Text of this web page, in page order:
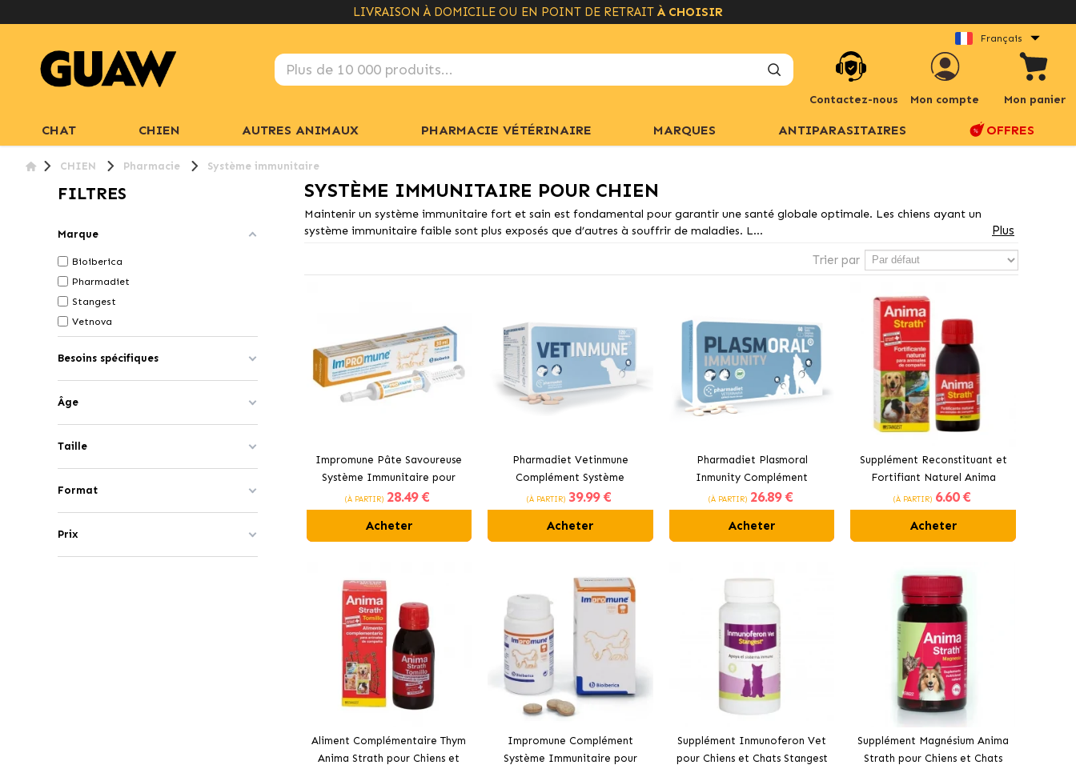
LIVRAISON À DOMICILE OU EN POINT DE RETRAIT À CHOISIR
LIVRAISON GRATUITE À PARTIR DE 49€+ INFO
Français
Contactez-nous Mon compte Mon panier
CHAT CHIEN AUTRES ANIMAUX PHARMACIE VÉTÉRINAIRE MARQUES ANTIPARASITAIRES OFFRES
CHIEN Pharmacie Système immunitaire
FILTRES
Marque
Bioiberica
Pharmadiet
Stangest
Vetnova
Besoins spécifiques
Âge
Taille
Format
Prix
SYSTÈME IMMUNITAIRE POUR CHIEN
Maintenir un système immunitaire fort et sain est fondamental pour garantir une santé globale optimale. Les chiens ayant un
système immunitaire faible sont plus exposés que d’autres à souffrir de maladies. L...
Plus
Trier par
Impromune Pâte Savoureuse
Système Immunitaire pour
Chiens et Chats Bioiberica
(À PARTIR) 28.49 €
Acheter
Pharmadiet Vetinmune
Complément Système
Immunitaire pour Chiens et
Chats
(À PARTIR) 39.99 €
Acheter
Pharmadiet Plasmoral
Inmunity Complément
Alimentaire pour Chiens et
Chats
(À PARTIR) 26.89 €
Acheter
Supplément Reconstituant et
Fortifiant Naturel Anima
Strath pour Chiens et Chats
Stangest
(À PARTIR) 6.60 €
Acheter
Aliment Complémentaire Thym
Anima Strath pour Chiens et
Impromune Complément
Système Immunitaire pour
Supplément Inmunoferon Vet
pour Chiens et Chats Stangest
Supplément Magnésium Anima
Strath pour Chiens et Chats